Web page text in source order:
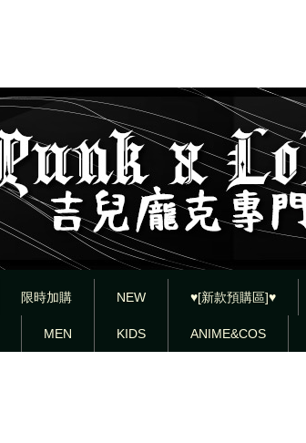
限時加購 NEW ♥[新款預購區]♥
MEN KIDS ANIME&COS